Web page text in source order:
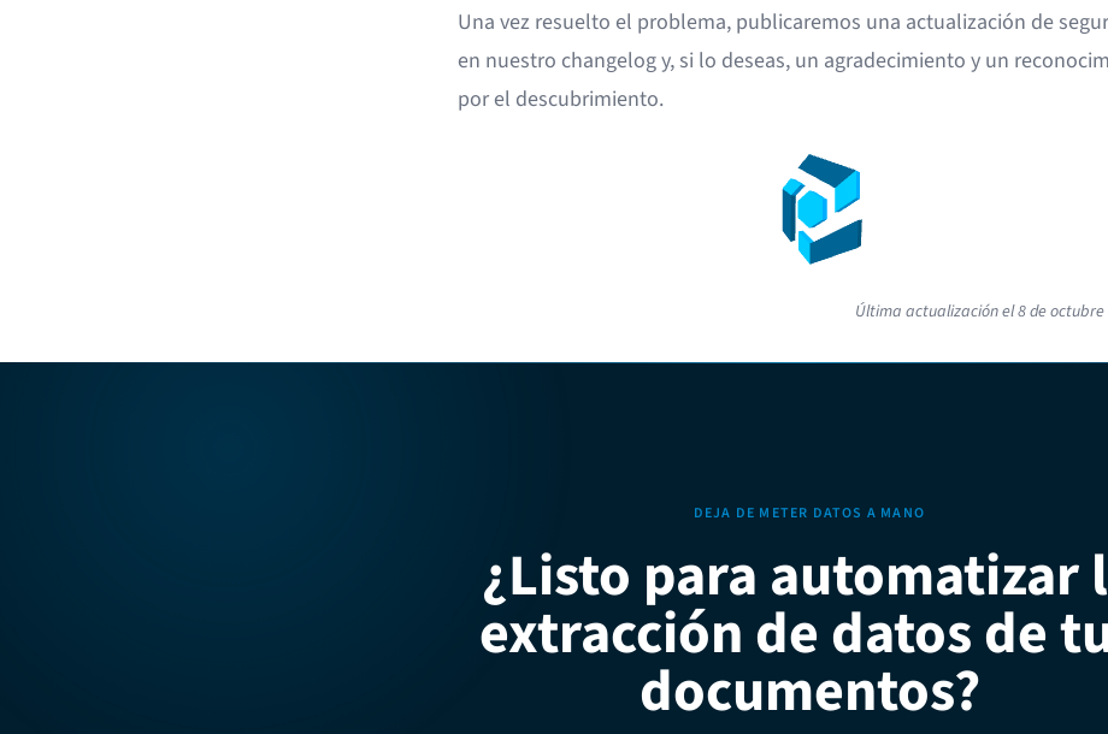
Una vez resuelto el problema, publicaremos una actualización de
en nuestro changelogy, si lo deseas, un agradecimiento y un
por el descubrimiento.
Última actualización el8 de octubre
DEJA DE METER DATOS A MANO
¿Listo para automatizar
extracción de datos de
documentos?